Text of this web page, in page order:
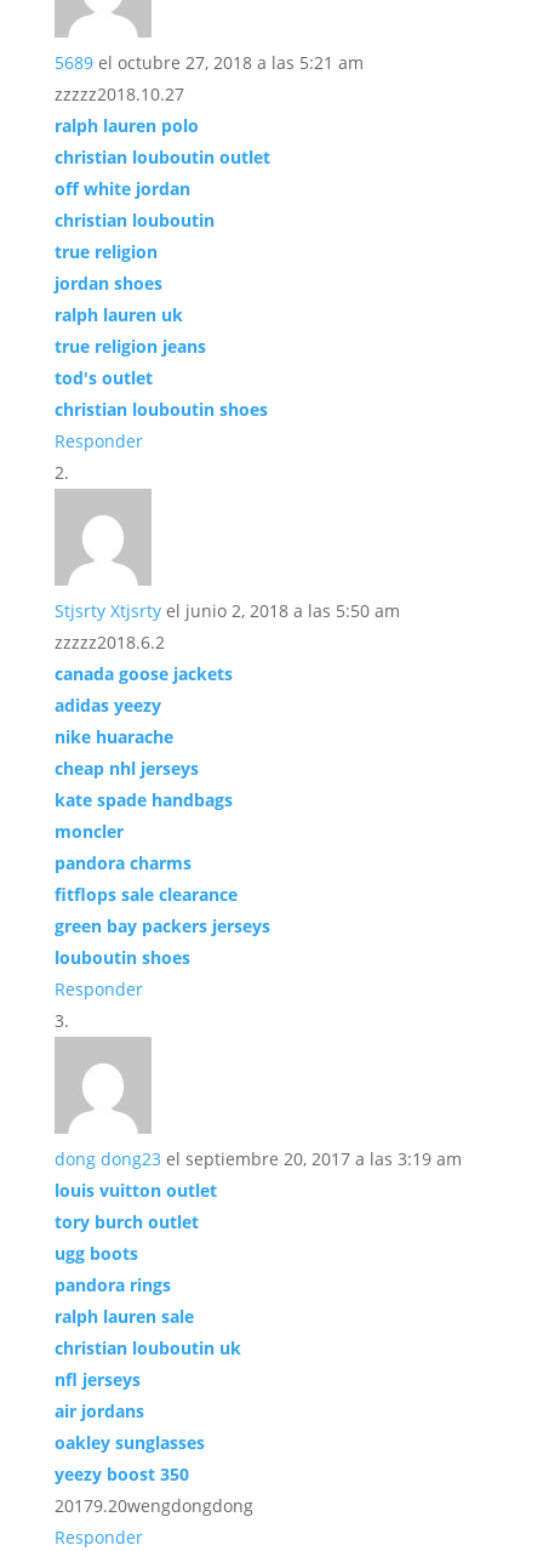
5689 el octubre 27, 2018 a las 5:21 am
zzzzz2018.10.27
ralph lauren polo
christian louboutin outlet
off white jordan
christian louboutin
true religion
jordan shoes
ralph lauren uk
true religion jeans
tod's outlet
christian louboutin shoes
Responder
Stjsrty Xtjsrty el junio 2, 2018 a las 5:50 am
zzzzz2018.6.2
canada goose jackets
adidas yeezy
nike huarache
cheap nhl jerseys
kate spade handbags
moncler
pandora charms
fitflops sale clearance
green bay packers jerseys
louboutin shoes
Responder
dong dong23 el septiembre 20, 2017 a las 3:19 am
louis vuitton outlet
tory burch outlet
ugg boots
pandora rings
ralph lauren sale
christian louboutin uk
nfl jerseys
air jordans
oakley sunglasses
yeezy boost 350
20179.20wengdongdong
Responder